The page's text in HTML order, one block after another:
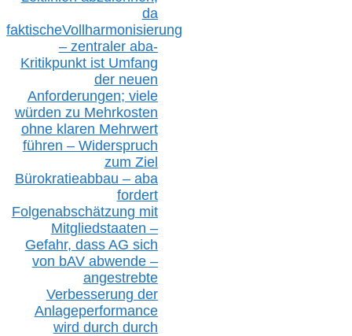
da
faktischeVollharmonisierung
– zentraler aba-
Kritikpunkt ist Umfang
der neuen
Anforderungen; viele
würden zu Mehrkosten
ohne klaren Mehrwert
führen – Widerspruch
zum Ziel
Bürokratieabbau – aba
fordert
Folgenabschätzung mit
Mitgliedstaaten –
Gefahr, dass AG sich
von bAV abwende –
angestrebte
Verbesserung der
Anlageperformance
wird durch durch